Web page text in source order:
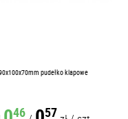
pudełko klapowe
46 57